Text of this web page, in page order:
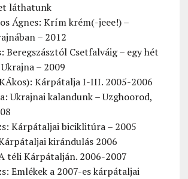
láthatunk
Ágnes: Krím krém(-jeee!) –
– 2012
Beregszásztól Csetfalváig – egy hét
– 2009
Kárpátalja I-III. 2005-2006
Ukrajnai kalandunk – Uzghoorod,
Kárpátaljai biciklitúra – 2005
kirándulás 2006
téli Kárpátalján. 2006-2007
Emlékek a 2007-es kárpátaljai